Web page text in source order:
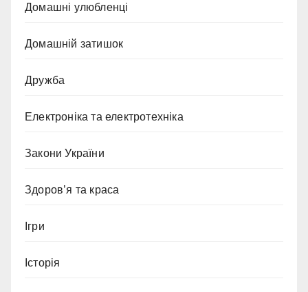
Домашні улюбленці
Домашній затишок
Дружба
Електроніка та електротехніка
Закони України
Здоров’я та краса
Ігри
Історія